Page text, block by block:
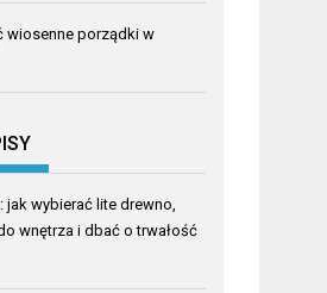
wiosenne porządki w
jak wybierać lite drewno,
wnętrza i dbać o trwałość